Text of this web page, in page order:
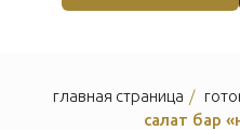
главная страница /
салат бар